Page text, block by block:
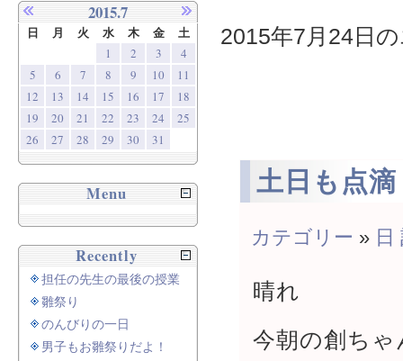
2015年7月24日
土日も点滴
カテゴリー » 日
晴れ
今朝の創ち
2015.7
日 月 火 水 木 金 土
1 2 3
4
5
6 7 8 9 10
11
12
13 14 15 16 17
18
19
20 21 22 23 24
25
26
27 28 29 30 31
Menu
Recently
担任の先生の最後の授業
雛祭り
のんびりの一日
男子もお雛祭りだよ！